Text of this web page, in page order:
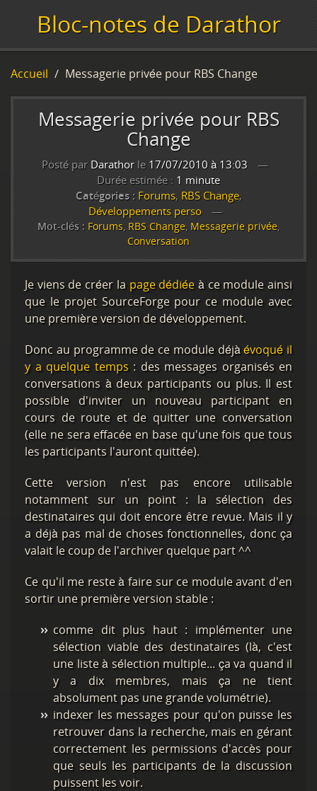
Bloc-notes de Darathor
Accueil Messagerie privée pour RBS Change
Messagerie privée pour RBS
Change
Posté par Darathorle 17/07/2010 à 13:03
Durée estimée : 1 minute
Catégories : Forums, RBS Change,
Développements perso
Mot-clés : Forums, RBS Change, Messagerie privée,
Conversation
Je viens de créer la page dédiée à ce module ainsi
que le projet SourceForge pour ce module avec
une première version de développement.
Donc au programme de ce module déjàévoqué il
y a quelque temps : des messages organisés en
conversations à deux participants ou plus. Il est
possible d'inviter un nouveau participant en
cours de route et de quitter une conversation
(elle ne sera effacée en base qu'une fois que tous
les participants l'auront quittée).
Cette version n'est pas encore utilisable
notamment sur un point : la sélection des
destinataires qui doit encore être revue. Mais il y
a déjà pas mal de choses fonctionnelles, donc ça
valait le coup de l'archiver quelque part ^^
Ce qu'il me reste à faire sur ce module avant d'en
sortir une première version stable :
comme dit plus haut : implémenter une
sélection viable des destinataires (là, c'est
une liste à sélection multiple... ça va quand il
y a dix membres, mais ça ne tient
absolument pas une grande volumétrie).
indexer les messages pour qu'on puisse les
retrouver dans la recherche, mais en gérant
correctement les permissions d'accès pour
que seuls les participants de la discussion
puissent les voir.